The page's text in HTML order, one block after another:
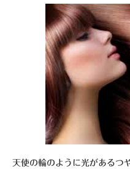
天使の輪のように光があるつ